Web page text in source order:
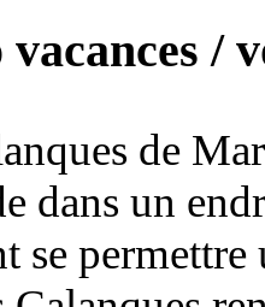
/
de
dans un
se permettre